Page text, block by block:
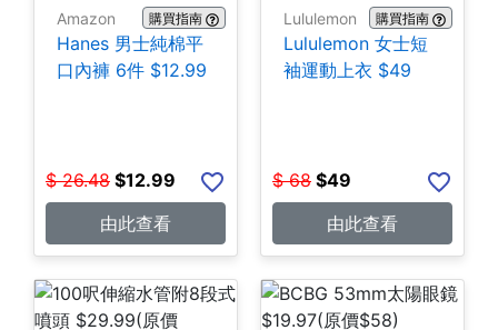
Amazon 購買指南
Hanes 男士純棉平
口內褲 6件 $12.99
$ 26.48 $12.99
由此查看
Lululemon 購買指南
Lululemon 女士短
袖運動上衣 $49
$ 68 $49
由此查看